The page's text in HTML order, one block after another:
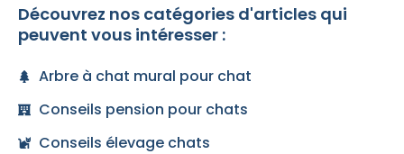
Découvrez nos catégories d'articles qui
peuvent vous intéresser :
Arbre à chat mural pour chat
Conseils pension pour chats
Conseils élevage chats